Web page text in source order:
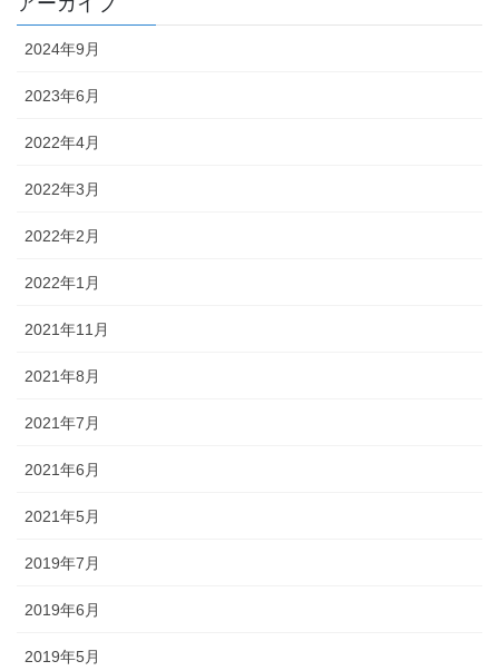
2024年9月
2023年6月
2022年4月
2022年3月
2022年2月
2022年1月
2021年11月
2021年8月
2021年7月
2021年6月
2021年5月
2019年7月
2019年6月
2019年5月